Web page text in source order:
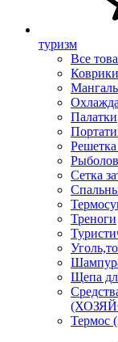
туризм
Все
Палатки
Сетка
Треноги
Щепа